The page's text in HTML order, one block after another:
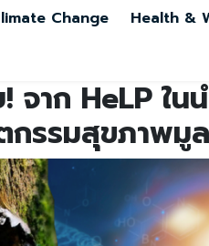
Change Health &
จาก HeLP ใน
รรมสุขภาพมู